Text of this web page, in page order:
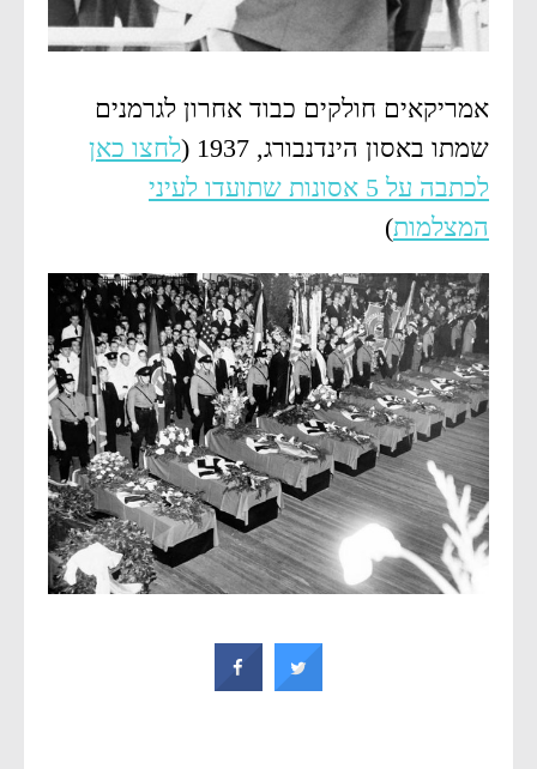
אמריקאים חולקים כבוד אחרון לגרמנים
שמתו באסון הינדנבורג, 1937 (
לחצו כאן
לכתבה על 5 אסונות שתועדו לעיני
המצלמות)